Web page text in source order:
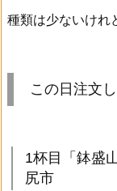
種類は少ないけれ
この日注文
1杯目「鉢盛
尻市